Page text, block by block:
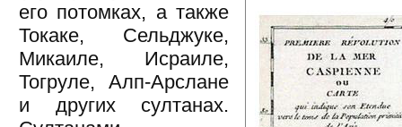
его потомках, а также
Токаке, Сельджуке,
Микаиле, Исраиле,
Тогруле, Алп-Арслане
и других султанах.